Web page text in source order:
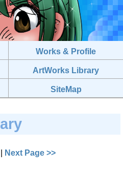
Works & Profile
ArtWorks Library
SiteMap
| Next Page >>